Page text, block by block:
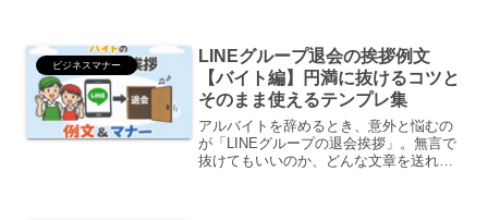
は、体調不良メールへの適切...
ビジネスマナー
LINEグループ退会の挨拶例文
【バイト編】円満に抜けるコツと
そのまま使えるテンプレ集
アルバイトを辞めるとき、意外と悩むの
が「LINEグループの退会挨拶」。無言で
抜けてもいいのか、どんな文章を送れば